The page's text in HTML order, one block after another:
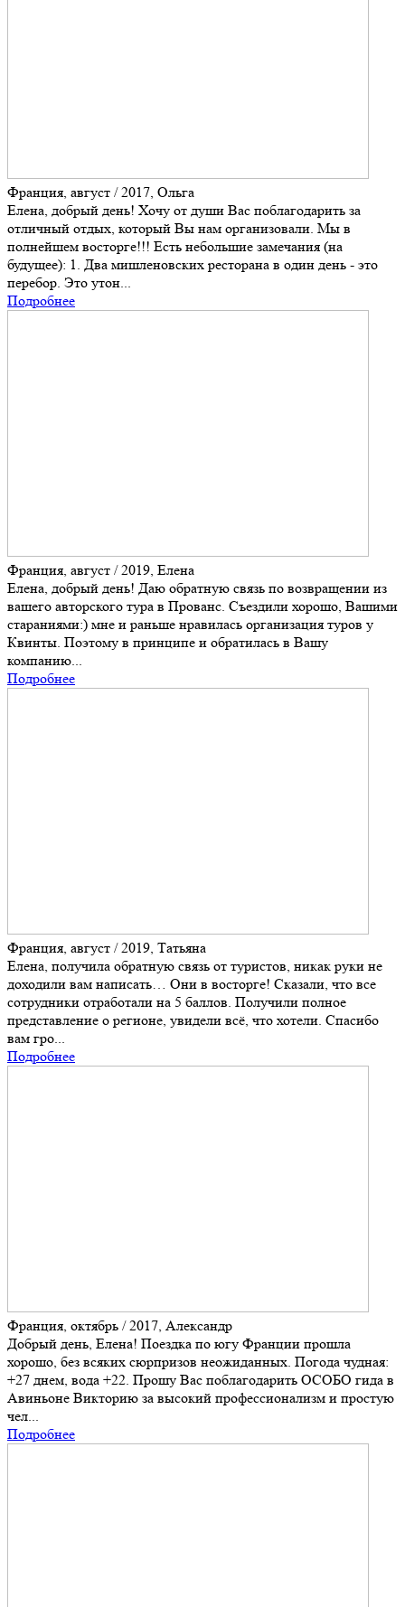
Франция, август / 2017, Ольга
Елена, добрый день! Хочу от души Вас поблагодарить за
отличный отдых, который Вы нам организовали. Мы в
полнейшем восторге!!! Есть небольшие замечания (на
будущее): 1. Два мишленовских ресторана в один день - это
перебор. Это утон...
Подробнее
Франция, август / 2019, Елена
Елена, добрый день! Даю обратную связь по возвращении из
вашего авторского тура в Прованс. Съездили хорошо, Вашими
стараниями:) мне и раньше нравилась организация туров у
Квинты. Поэтому в принципе и обратилась в Вашу
компанию...
Подробнее
Франция, август / 2019, Татьяна
Елена, получила обратную связь от туристов, никак руки не
доходили вам написать… Они в восторге! Сказали, что все
сотрудники отработали на 5 баллов. Получили полное
представление о регионе, увидели всё, что хотели. Спасибо
вам гро...
Подробнее
Франция, октябрь / 2017, Александр
Добрый день, Елена! Поездка по югу Франции прошла
хорошо, без всяких сюрпризов неожиданных. Погода чудная:
+27 днем, вода +22. Прошу Вас поблагодарить ОСОБО гида в
Авиньоне Викторию за высокий профессионализм и простую
чел...
Подробнее